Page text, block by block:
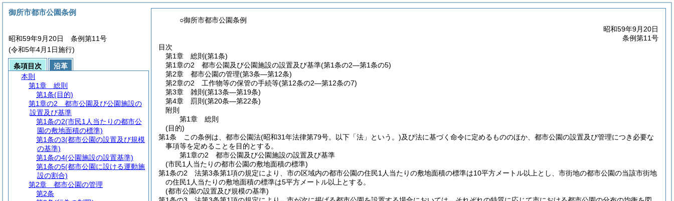
○御所市都市公園条例
昭和59年9月20日
条例第11号
目次
第1章
総則 (第1条)
第1章の2
都市公園及び公園施設の設置及び基準(第1条の2―第1条の5)
第2章
都市公園の管理(第3条―第12条)
第2章の2
工作物等の保管の手続等(第12条の2―第12条の7)
第3章
雑則 (第13条―第19条)
第4章
罰則 (第20条―第22条)
附則
第1章
総則
(目的)
第1条
この条例は、都市公園法(昭和31年法律第79号。以下「法」という。)及び法に基づく命令に定めるもののほか、都市公園の設置及び管理につき必要な
事項等を定めることを目的とする。
第1章の2
都市公園及び公園施設の設置及び基準
(市民1人当たりの都市公園の敷地面積の標準)
第1条の2
法第3条第1項の規定により、市の区域内の都市公園の住民1人当たりの敷地面積の標準は10平方メートル以上とし、市街地の都市公園の当該市街地
の住民1人当たりの敷地面積の標準は5平方メートル以上とする。
(都市公園の設置及び規模の基準)
御所市都市公園条例
昭和59年9月20日 条例第11号
(令和5年4月1日施行)
条項目次
沿革
本則
第1章
総則
第1条(目的)
第1章の2
都市公園及び公園施設の
設置及び基準
第1条の2(市民1人当たりの都市公
園の敷地面積の標準)
第1条の3(都市公園の設置及び規模
の基準)
第1条の4(公園施設の設置基準)
第1条の5(都市公園に設ける運動施
設の割合)
第2章
都市公園の管理
第2条